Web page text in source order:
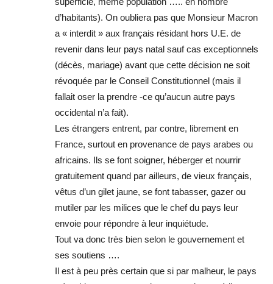
d’habitants). On oubliera pas que Monsieur Macron
a « interdit » aux français résidant hors U.E. de
revenir dans leur pays natal sauf cas exceptionnels
(décès, mariage) avant que cette décision ne soit
révoquée par le Conseil Constitutionnel (mais il
fallait oser la prendre -ce qu’aucun autre pays
occidental n’a fait).
Les étrangers entrent, par contre, librement en
France, surtout en provenance de pays arabes ou
africains. Ils se font soigner, héberger et nourrir
gratuitement quand par ailleurs, de vieux français,
vêtus d’un gilet jaune, se font tabasser, gazer ou
mutiler par les milices que le chef du pays leur
envoie pour répondre à leur inquiétude.
Tout va donc très bien selon le gouvernement et
ses soutiens ….
Il est à peu près certain que si par malheur, le pays